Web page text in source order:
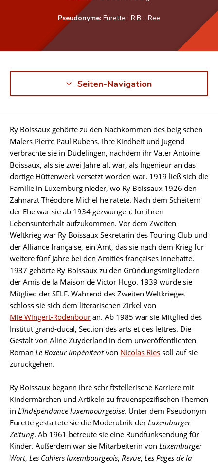
Pseudonyme: Furette ; R.B. ; Ree
Seiten-Navigation
Biographie
Ry Boissaux gehörte zu den Nachkommen des belgischen
Malers Pierre Paul Rubens. Ihre Kindheit und Jugend
verbrachte sie in Düdelingen, nachdem ihr Vater Antoine
Boissaux, als sie zwei Jahre alt war, als Ingenieur an das
dortige Hüttenwerk versetzt worden war. 1919 ließ sich die
Familie in Luxemburg nieder, wo Ry Boissaux 1926 den
Zahnarzt Théodore Michel heiratete. Nach dem Scheitern
der Ehe war sie ab 1934 gezwungen, für ihren
Lebensunterhalt aufzukommen. Vor dem Zweiten
Weltkrieg war Ry Boissaux Sekretärin des Touring Club und
der Alliance française, ein Amt, das sie nach dem Krieg für
weitere fünf Jahre bei den Amitiés françaises innehatte.
1937 gehörte Ry Boissaux zu den Gründungsmitgliedern
der Amis de la Maison de Victor Hugo. 1939 wurde sie
Mitglied der SELF. Während des Zweiten Weltkrieges
schloss sie sich dem literarischen Zirkel von
Mie Wingert-Rodenbour an. Ab 1985 war sie Mitglied des
Institut grand-ducal, Section des arts et des lettres. Die
Gestalt von Aline Zuyderland in dem unveröffentlichten
Roman Le Boxeur impénitentvon Nicolas Ries soll auf sie
zurückgehen.
Ry Boissaux begann ihre schriftstellerische Karriere mit
Kindermärchen und Artikeln zu frauenspezifischen Themen
in L'Indépendance luxembourgeoise. Unter dem Pseudonym
Furette gestaltete sie die Moderubrik der Luxemburger
Zeitung. Ab 1961 betreute sie eine Rundfunksendung für
Kinder. Außerdem war sie Mitarbeiterin von Luxemburger
Wort, Les Cahiers luxembourgeois, Revue, Les Pages de la